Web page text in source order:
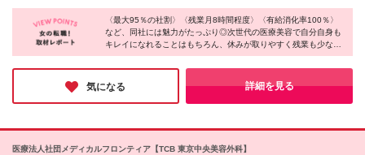
千葉は月5000円 ※経験や能力を考慮し、決定しま
す。 ※月給はみなし残業代（20時間分～・3万2353円
～4万8529円）を含みます。超過分は別途支給。 ※試
当が3万＋インセンティブ支給となります。 ※交通費
支給（上限3万円/月）。
札幌院 ・仙台院 ・有楽町院 ※積極採用中 ・上野院
・新宿院 ※積極採用中 ・池袋院 ・立川院 ・大宮院
・千葉駅前院 ※積極採用中 ・川崎院 ・横浜院 ・名
古屋院 ・栄院 ・梅田院 ・心斎橋院 ・京都院 ※積極
採用中 ・神戸三宮院 ※積極採用中 ・広島院 ※積極
採用中 ・福岡天神院 (変更の範囲)上記を除く当社関連
勤務地
〈最大95％の社割〉〈残業月8時間程度〉〈有給消化率100％〉
など、同社には魅力がたっぷり◎次世代の医療美容で自分自身も
キレイになれることはもちろん、休みが取りやすく残業も少なめ
で、仕事とプライベートが両立できる環境です。接客経験を活か
したいという方も多く、経験はなくとも人と話すのが好きという
方もいらっしゃいます。自分磨きをしつつ、接客スキルを活かし
たいという方におすすめです♪
気になる 詳細を見る
医療法人社団メディカルフロンティア【TCB 東京中央美容外科】